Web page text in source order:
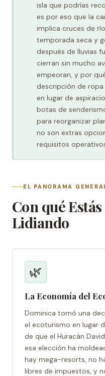
isla que podrías
es por eso que la
implica cruces de
temporada seca y
después de lluvias
cierran sin mucho
empeoran, y por
descripción de ropa
en lugar de
botas de
para reorganizar
no son extras
requisitos
EL PANORAMA
Con qué
Lidiando
🌿
La Economía del
Dominica tomó una
el ecoturismo en lugar
de que el Huracán
esa elección ha
hay mega-resorts, no
libres de impuestos, y